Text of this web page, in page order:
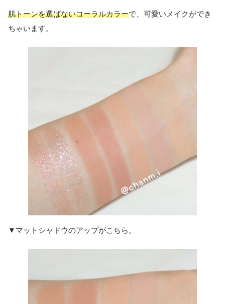
肌トーンを選ばないコーラルカラーで、可愛いメイクができ
ちゃいます。
▼マットシャドウのアップがこちら。